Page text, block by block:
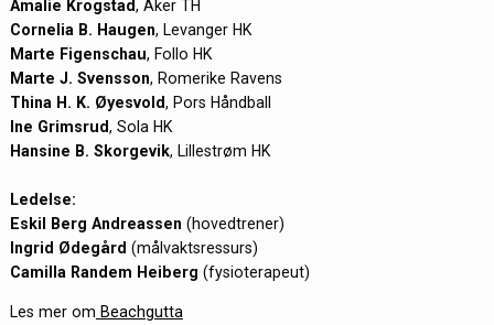
Amalie Krogstad, Aker TH
Cornelia B. Haugen, Levanger HK
Marte Figenschau, Follo HK
Marte J. Svensson, Romerike Ravens
Thina H. K. Øyesvold, Pors Håndball
Ine Grimsrud, Sola HK
Hansine B. Skorgevik, Lillestrøm HK
Ledelse:
Eskil Berg Andreassen (hovedtrener)
Ingrid Ødegård (målvaktsressurs)
Camilla Randem Heiberg (fysioterapeut)
Les mer om Beachgutta